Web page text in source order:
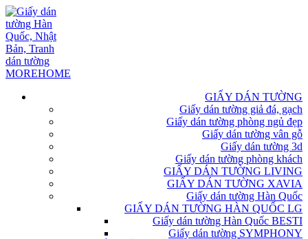
GIẤY DÁN TƯỜNG
Giấy dán tường giả đá, gạch
Giấy dán tường phòng ngủ đẹp
Giấy dán tường vân gỗ
Giấy dán tường 3d
Giấy dán tường phòng khách
GIẤY DÁN TƯỜNG LIVING
GIẤY DÁN TƯỜNG XAVIA
Giấy dán tường Hàn Quốc
GIẤY DÁN TƯỜNG HÀN QUỐC LG
Giấy dán tường Hàn Quốc BESTI
Giấy dán tường SYMPHONY